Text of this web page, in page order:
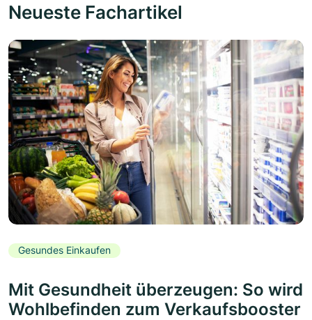
Neueste Fachartikel
Gesundes Einkaufen
Mit Gesundheit überzeugen: So wird
Wohlbefinden zum Verkaufsbooster